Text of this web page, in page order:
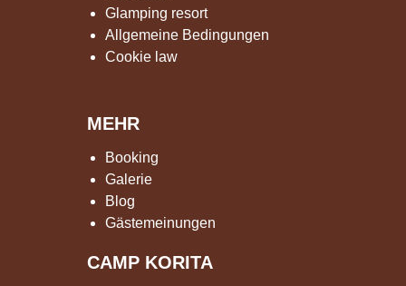
Glamping resort
Allgemeine Bedingungen
Cookie law
MEHR
Booking
Galerie
Blog
Gästemeinungen
CAMP KORITA